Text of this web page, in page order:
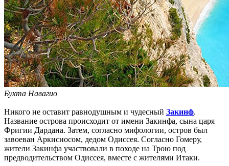
Бухта Навагио
Никого не оставит равнодушным и чудесный Закинф.
Название острова происходит от имени Закинфа, сына царя
Фригии Дардана. Затем, согласно мифологии, остров был
завоеван Аркисиосом, дедом Одиссея. Согласно Гомеру,
жители Закинфа участвовали в походе на Трою под
предводительством Одиссея, вместе с жителями Итаки.